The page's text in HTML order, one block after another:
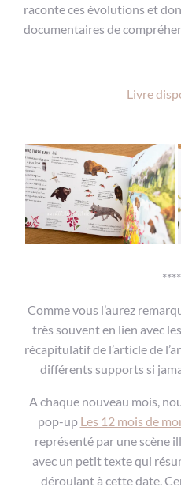
raconte ces évolutions et
documentaires de
Livre
Comme vous l’aurez
très souvent en lien avec
récapitulatif de l’article de
différents supports si
A chaque nouveau mois,
pop-up Les 12 mois de
représenté par une scène
avec un petit texte qui
déroulant à cette date.